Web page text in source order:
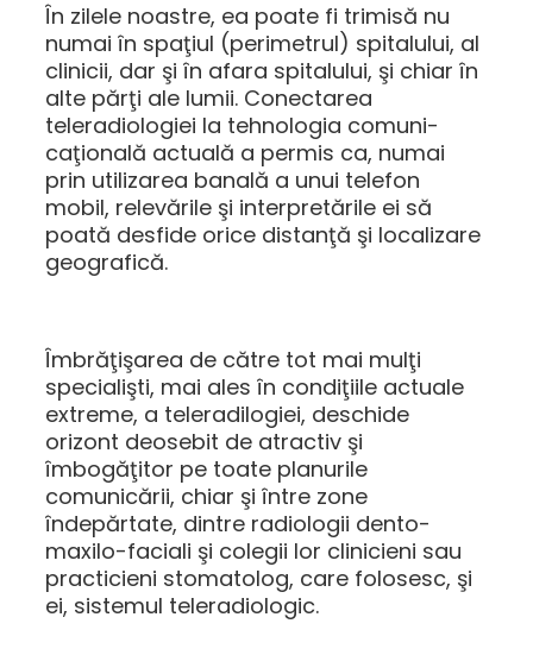
În zilele noastre, ea poate fi trimisă nu
numai în spaţiul (perimetrul) spitalului, al
clinicii, dar şi în afara spitalului, şi chiar în
alte părţi ale lumii. Conectarea
teleradiologiei la tehnologia comuni-
caţională actuală a permis ca, numai
prin utilizarea banală a unui telefon
mobil, relevările şi interpretările ei să
poată desfide orice distanţă şi localizare
geografică.
Îmbrăţişarea de către tot mai mulţi
specialişti, mai ales în condiţiile actuale
extreme, a teleradilogiei, deschide
orizont deosebit de atractiv şi
îmbogăţitor pe toate planurile
comunicării, chiar şi între zone
îndepărtate, dintre radiologii dento-
maxilo-faciali şi colegii lor clinicieni sau
practicieni stomatolog, care folosesc, şi
ei, sistemul teleradiologic.